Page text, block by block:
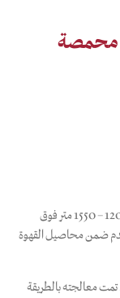
- ٢٥٠ جرام - محمصة
محصول قهوة من سومطرة الإندونيسية، زرع على ارتفاع 1200 – 1550 متر فوق
ضمن محاصيل القهوة
البحر. تمت معالجته بالطريقة